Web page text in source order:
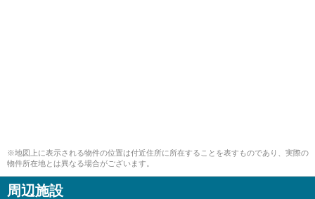
※地図上に表示される物件の位置は付近住所に所在することを表すものであり、実際の
物件所在地とは異なる場合がございます。
周辺施設